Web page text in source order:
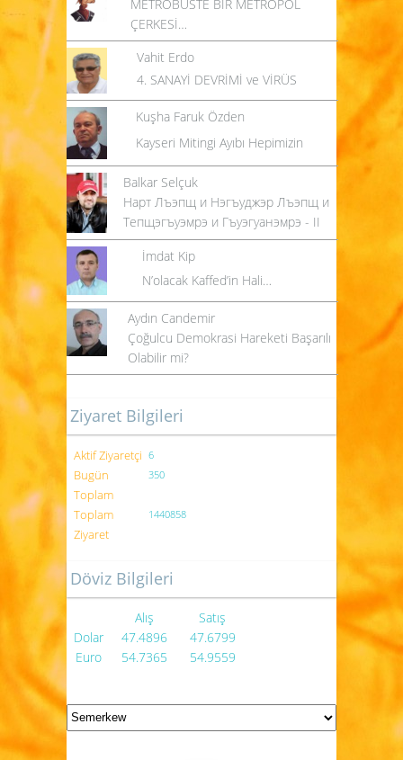
METROBÜSTE BİR METROPOL
ÇERKESİ…
Vahit Erdo
4. SANAYİ DEVRİMİ ve VİRÜS
Kuşha Faruk Özden
Kayseri Mitingi Ayıbı Hepimizin
Balkar Selçuk
Нарт Лъэпщ и Нэгъуджэр Лъэпщ и
Тепщэгъуэмрэ и Гъуэгуанэмрэ - II
İmdat Kip
N’olacak Kaffed’in Hali…
Aydın Candemir
Çoğulcu Demokrasi Hareketi Başarılı
Olabilir mi?
Ziyaret Bilgileri
Aktif Ziyaretçi 6
Bugün
Toplam
350
Toplam
Ziyaret
1440858
Döviz Bilgileri
Alış
Satış
Dolar
47.4896
47.6799
Euro
54.7365 54.9559